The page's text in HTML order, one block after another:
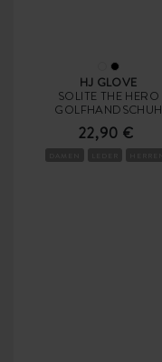
HJ GLOVE
SOLITE THE HERO
GOLFHANDSCHUH
22,90 €